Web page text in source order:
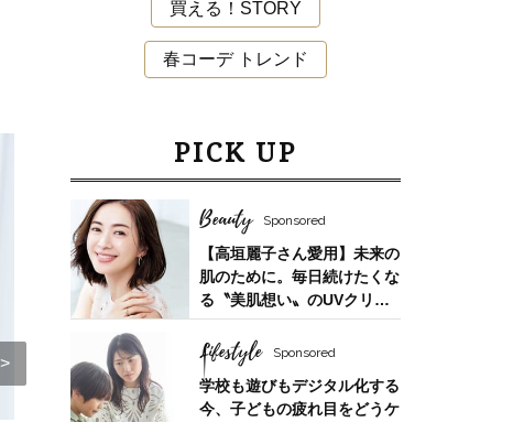
中山優馬さん「逃げ出したい朝」もある
けれど、課題と向き合っている時間が、
買える！STORY
春コーデ トレンド
PICK UP
Beauty Sponsored
【高垣麗子さん愛用】未来の
肌のために。毎日続けたくな
る〝美肌想い〟のUVクリー
ム
Lifestyle Sponsored
学校も遊びもデジタル化する
今、子どもの疲れ目をどうケ